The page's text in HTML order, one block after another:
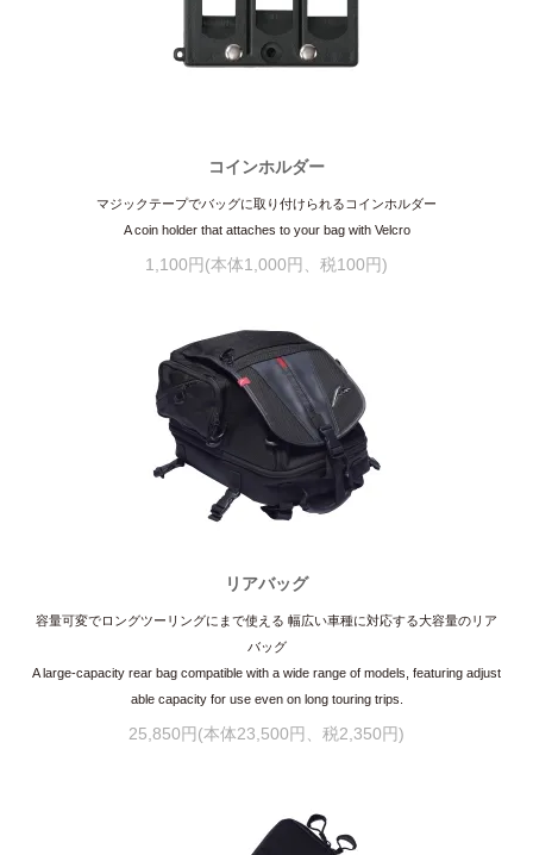
コインホルダー
マジックテープでバッグに取り付けられるコインホルダー
A coin holder that attaches to your bag with Velcro
1,100円(本体1,000円、税100円)
リアバッグ
容量可変でロングツーリングにまで使える 幅広い車種に対応する大容量のリア
バッグ
A large-capacity rear bag compatible with a wide range of models, featuring adjust
able capacity for use even on long touring trips.
25,850円(本体23,500円、税2,350円)